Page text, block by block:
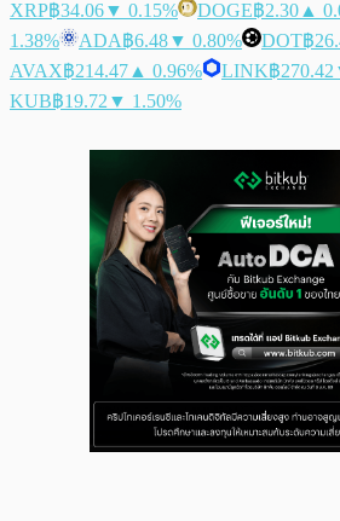
XRP฿34.06▼ 0.15% DOGE฿2.30 ▲
1.38%
ADA฿6.48▼ 0.80% DOT฿
AVAX฿214.47 ▲ 0.96% LINK฿270.42
KUB฿19.72 ▼ 1.50%